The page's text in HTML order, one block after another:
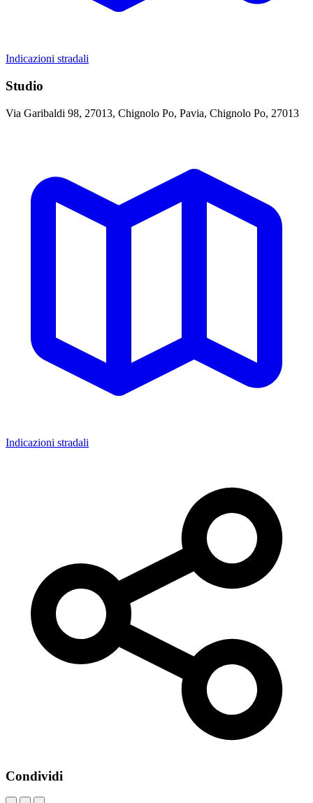
Indicazioni stradali
Studio
Via Garibaldi 98, 27013, Chignolo Po, Pavia, Chignolo Po, 27013
Indicazioni stradali
Condividi